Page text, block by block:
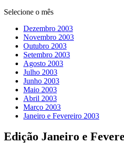
Selecione o mês
Dezembro 2003
Novembro 2003
Outubro 2003
Setembro 2003
Agosto 2003
Julho 2003
Junho 2003
Maio 2003
Abril 2003
Março 2003
Janeiro e Fevereiro 2003
Edição Janeiro e